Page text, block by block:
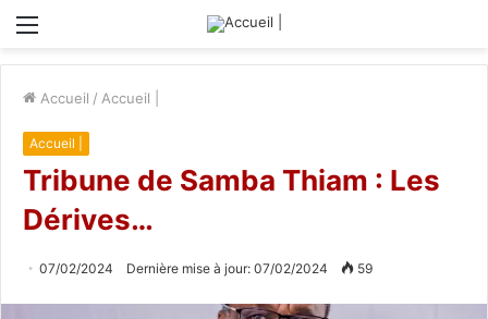
Menu
Accueil / Accueil |
Accueil |
Tribune de Samba Thiam : Les
Dérives…
07/02/2024 Dernière mise à jour: 07/02/2024 59